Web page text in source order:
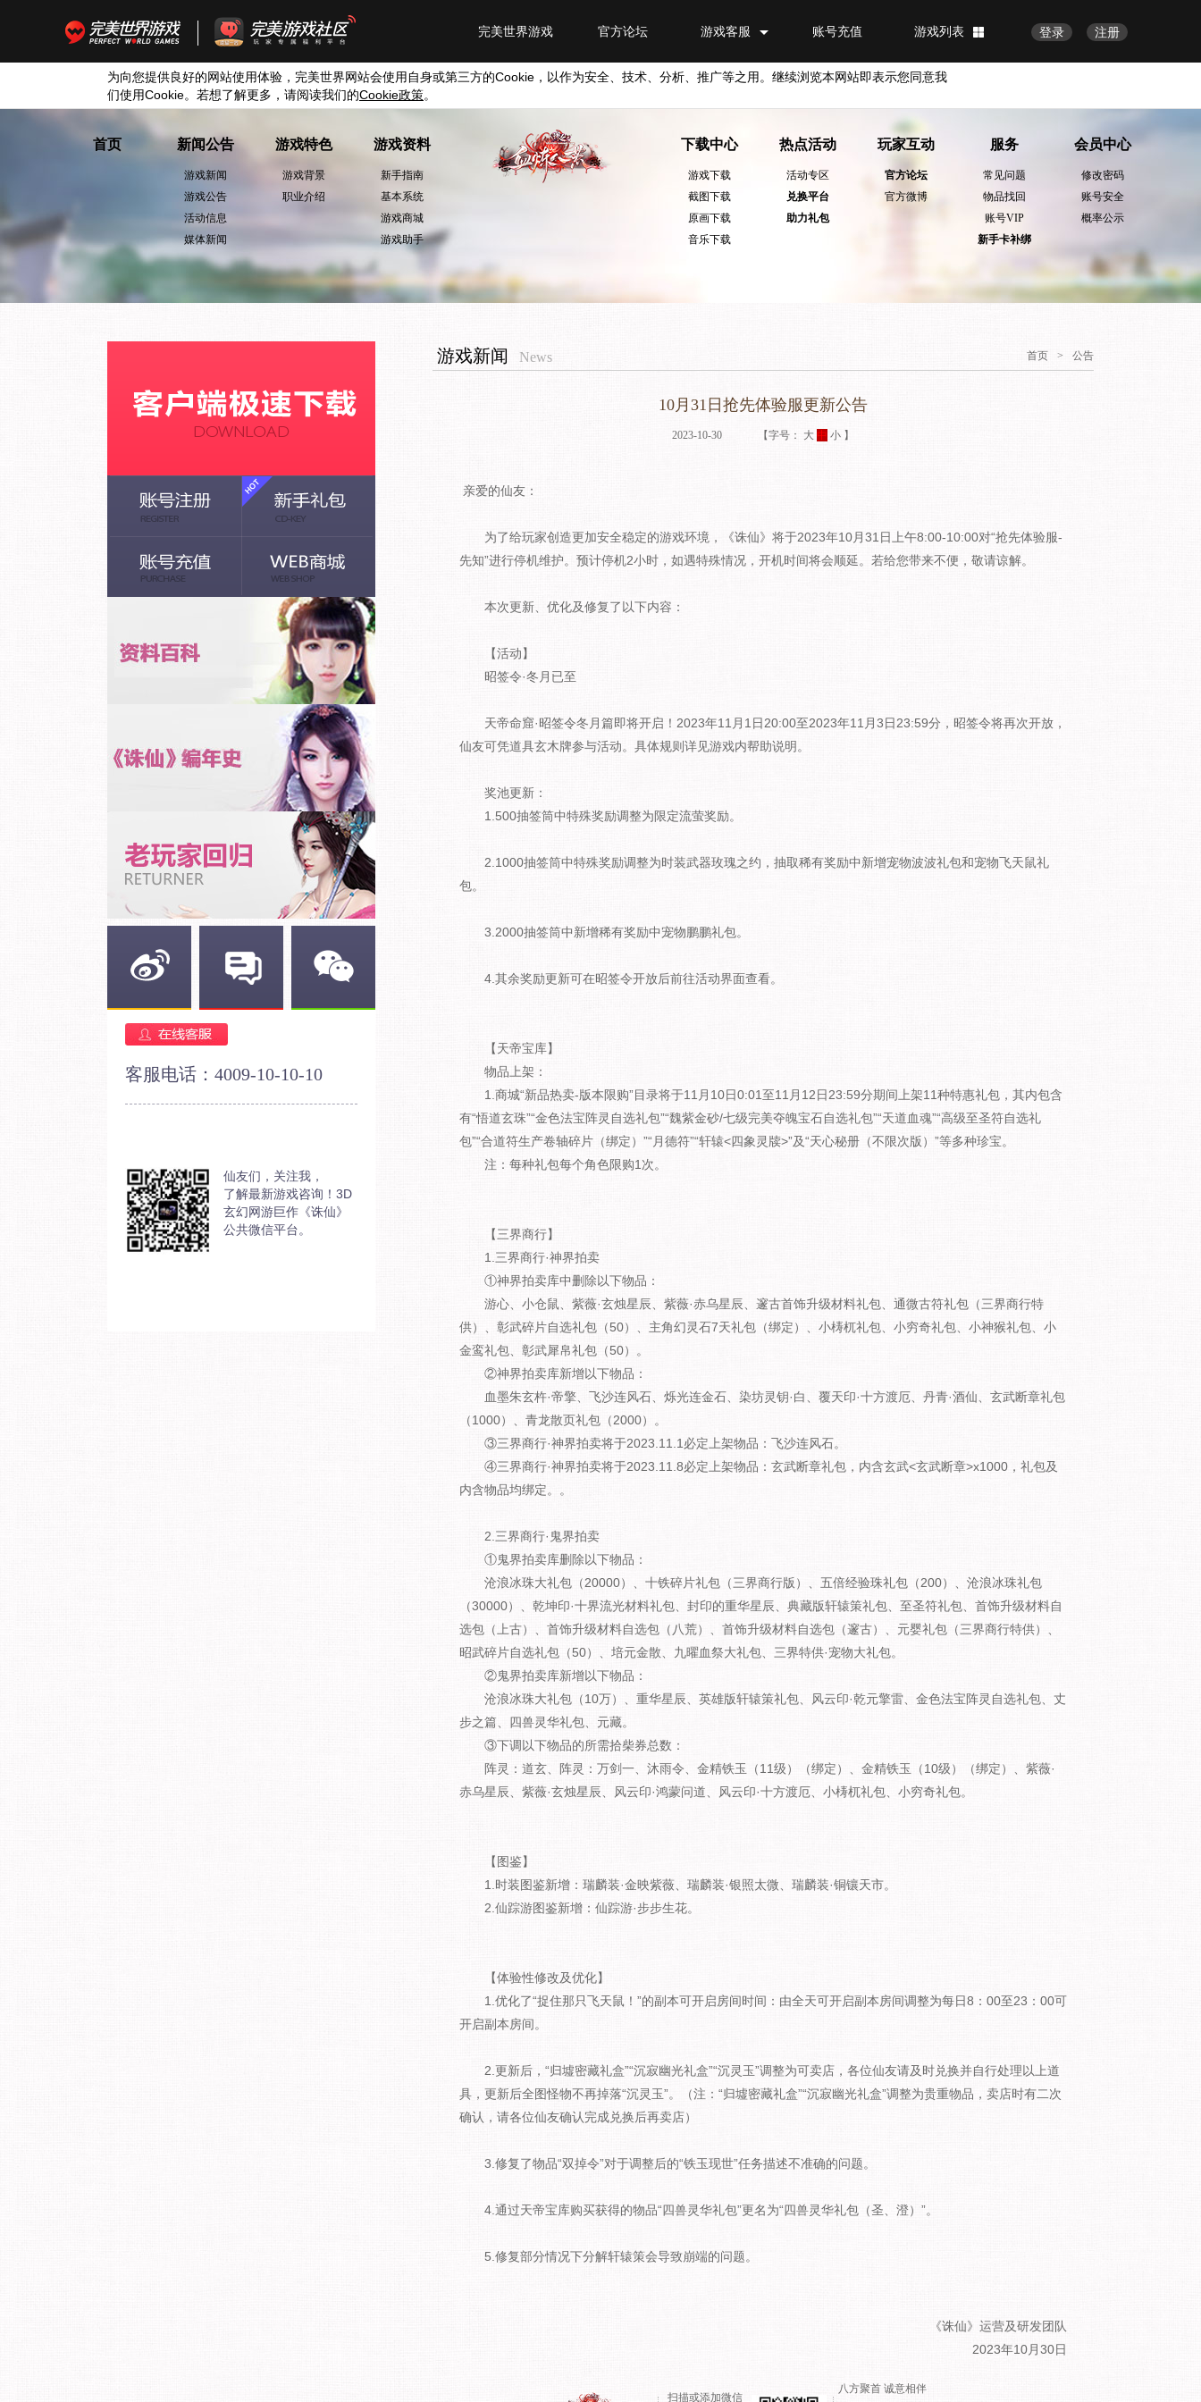
注册
登录
游戏列表
账号充值
游戏客服
官方论坛
完美世界游戏
为向您提供良好的网站使用体验，完美世界网站会使用自身或第三方的Cookie ，以作为安全、技术、分析、推广等之用。继续浏览本网站即表示您同意我
们使用Cookie。若想了解更多，请阅读我们的Cookie政策。
首页 新闻公告
游戏新闻
游戏公告
活动信息
媒体新闻
游戏特色
游戏背景
职业介绍
游戏资料
新手指南
基本系统
游戏商城
游戏助手
下载中心
游戏下载
截图下载
原画下载
音乐下载
热点活动
活动专区
兑换平台
助力礼包
玩家互动
官方论坛
官方微博
服务
常见问题
物品找回
账号VIP
新手卡补绑
会员中心
修改密码
账号安全
概率公示
客服电话：4009-10-10-10
仙友们，关注我，
了解最新游戏咨询！3D
玄幻网游巨作《诛仙》
公共微信平台。
首页 > 公告
游戏新闻 News
10月31日抢先体验服更新公告
2023-10-30 【字号： 大 中 小 】
亲爱的仙友：
为了给玩家创造更加安全稳定的游戏环境，《诛仙》将于2023年10月31日上午8:00-10:00对“抢先体验服-
先知”进行停机维护。预计停机2小时，如遇特殊情况，开机时间将会顺延。若给您带来不便，敬请谅解。
本次更新、优化及修复了以下内容：
【活动】
昭签令·冬月已至
天帝命窟·昭签令冬月篇即将开启！2023年11月1日20:00至2023年11月3日23:59分，昭签令将再次开放，
仙友可凭道具玄木牌参与活动。具体规则详见游戏内帮助说明。
奖池更新：
1.500抽签筒中特殊奖励调整为限定流萤奖励。
2.1000抽签筒中特殊奖励调整为时装武器玫瑰之约，抽取稀有奖励中新增宠物波波礼包和宠物飞天鼠礼
包。
3.2000抽签筒中新增稀有奖励中宠物鹏鹏礼包。
4.其余奖励更新可在昭签令开放后前往活动界面查看。
【天帝宝库】
物品上架：
1.商城“新品热卖-版本限购”目录将于11月10日0:01至11月12日23:59分期间上架11种特惠礼包，其内包含
有“悟道玄珠”“金色法宝阵灵自选礼包”“魏紫金砂/七级完美夺魄宝石自选礼包”“天道血魂”“高级至圣符自选礼
包”“合道符生产卷轴碎片（绑定）”“月德符”“轩辕<四象灵牍>”及“天心秘册（不限次版）”等多种珍宝。
注：每种礼包每个角色限购1次。
【三界商行】
1.三界商行·神界拍卖
①神界拍卖库中删除以下物品：
游心、小仓鼠、紫薇·玄烛星辰、紫薇·赤乌星辰、邃古首饰升级材料礼包、通微古符礼包（三界商行特
供）、彰武碎片自选礼包（50）、主角幻灵石7天礼包（绑定）、小梼杌礼包、小穷奇礼包、小神猴礼包、小
金鸾礼包、彰武犀帛礼包（50）。
②神界拍卖库新增以下物品：
血墨朱玄杵·帝擎、飞沙连风石、烁光连金石、染坊灵钥·白、覆天印·十方渡厄、丹青·酒仙、玄武断章礼包
（1000）、青龙散页礼包（2000）。
③三界商行·神界拍卖将于2023.11.1必定上架物品：飞沙连风石。
④三界商行·神界拍卖将于2023.11.8必定上架物品：玄武断章礼包，内含玄武<玄武断章>x1000，礼包及
内含物品均绑定。。
2.三界商行·鬼界拍卖
①鬼界拍卖库删除以下物品：
沧浪冰珠大礼包（20000）、十铁碎片礼包（三界商行版）、五倍经验珠礼包（200）、沧浪冰珠礼包
（30000）、乾坤印·十界流光材料礼包、封印的重华星辰、典藏版轩辕策礼包、至圣符礼包、首饰升级材料自
选包（上古）、首饰升级材料自选包（八荒）、首饰升级材料自选包（邃古）、元婴礼包（三界商行特供）、
昭武碎片自选礼包（50）、培元金散、九曜血祭大礼包、三界特供·宠物大礼包。
②鬼界拍卖库新增以下物品：
沧浪冰珠大礼包（10万）、重华星辰、英雄版轩辕策礼包、风云印·乾元擎雷、金色法宝阵灵自选礼包、丈
步之篇、四兽灵华礼包、元藏。
③下调以下物品的所需拾柴券总数：
阵灵：道玄、阵灵：万剑一、沐雨令、金精铁玉（11级）（绑定）、金精铁玉（10级）（绑定）、紫薇·
赤乌星辰、紫薇·玄烛星辰、风云印·鸿蒙问道、风云印·十方渡厄、小梼杌礼包、小穷奇礼包。
【图鉴】
1.时装图鉴新增：瑞麟装·金映紫薇、瑞麟装·银照太微、瑞麟装·铜镶天市。
2.仙踪游图鉴新增：仙踪游·步步生花。
【体验性修改及优化】
1.优化了“捉住那只飞天鼠！”的副本可开启房间时间：由全天可开启副本房间调整为每日8：00至23：00可
开启副本房间。
2.更新后，“归墟密藏礼盒”“沉寂幽光礼盒”“沉灵玉”调整为可卖店，各位仙友请及时兑换并自行处理以上道
具，更新后全图怪物不再掉落“沉灵玉”。（注：“归墟密藏礼盒”“沉寂幽光礼盒”调整为贵重物品，卖店时有二次
确认，请各位仙友确认完成兑换后再卖店）
3.修复了物品“双掉令”对于调整后的“铁玉现世”任务描述不准确的问题。
4.通过天帝宝库购买获得的物品“四兽灵华礼包”更名为“四兽灵华礼包（圣、澄）”。
5.修复部分情况下分解轩辕策会导致崩端的问题。
《诛仙》运营及研发团队
2023年10月30日
扫描或添加微信
八方聚首 诚意相伴